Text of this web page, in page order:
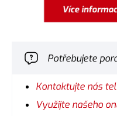
Potřebujete
Kontaktujte nás
Využijte našeho